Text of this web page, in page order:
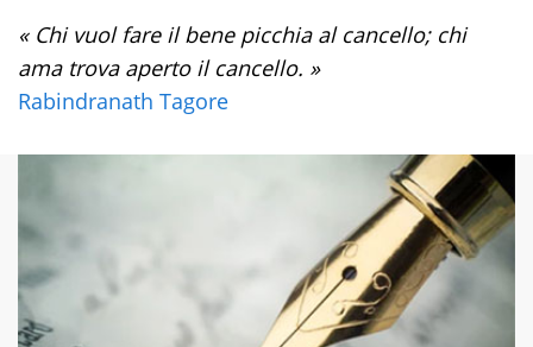
« Chi vuol fare il bene picchia al cancello; chi
ama trova aperto il cancello. »
Rabindranath Tagore